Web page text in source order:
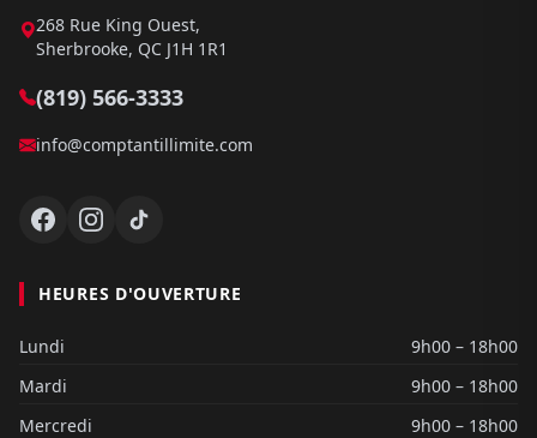
268 Rue King Ouest,
Sherbrooke, QC J1H 1R1
(819) 566-3333
info@comptantillimite.com
HEURES D'OUVERTURE
Lundi
9h00 – 18h00
Mardi
9h00 – 18h00
Mercredi
9h00 – 18h00